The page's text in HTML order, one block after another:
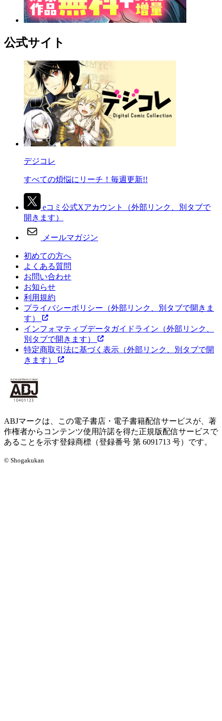
公式サイト
デジコレ
すべての煩悩にリーチ！毎週更新!!
eコミ公式Xアカウント
（外部リンク、別タブで
開きます）
メールマガジン
初めての方へ
よくある質問
お問い合わせ
お知らせ
利用規約
プライバシーポリシー （外部リンク、別タブで開きま
す）
インフォマティブデータガイドライン （外部リンク、
別タブで開きます）
特定商取引法に基づく表示 （外部リンク、別タブで開
きます）
ABJマークは、この電子書店・電子書籍配信サービスが、著
作権者からコンテンツ使用許諾を得た正規版配信サービスで
あることを示す登録商標（登録番号 第 6091713 号）です。
© Shogakukan